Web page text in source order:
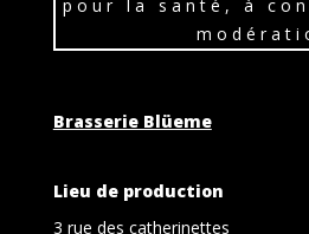
pour la santé, à
Brasserie Blüeme
Lieu de production
3 rue des catherinettes